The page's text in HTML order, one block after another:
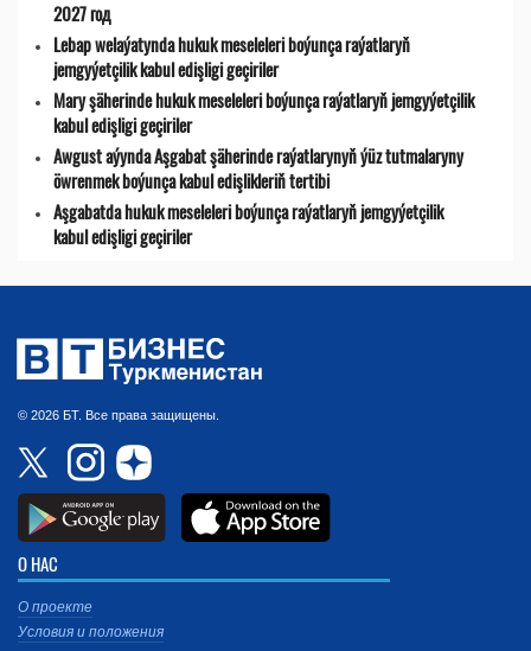
2027 год
Lebap welaýatynda hukuk meseleleri boýunça raýatlaryň
jemgyýetçilik kabul edişligi geçiriler
Mary şäherinde hukuk meseleleri boýunça raýatlaryň jemgyýetçilik
kabul edişligi geçiriler
Awgust aýynda Aşgabat şäherinde raýatlarynyň ýüz tutmalaryny
öwrenmek boýunça kabul edişlikleriň tertibi
Aşgabatda hukuk meseleleri boýunça raýatlaryň jemgyýetçilik
kabul edişligi geçiriler
© 2026 БТ. Все права защищены.
О НАС
О проекте
Условия и положения